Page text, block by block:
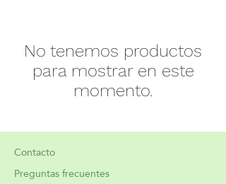
No tenemos productos
para mostrar en este
momento.
Contacto
Preguntas frecuentes